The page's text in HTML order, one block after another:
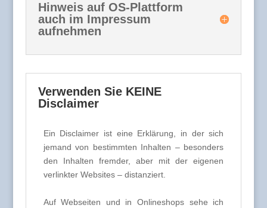
Hinweis auf OS-Plattform
auch im Impressum
aufnehmen
Verwenden Sie KEINE
Disclaimer
Ein Disclaimer ist eine Erklärung, in der sich
jemand von bestimmten Inhalten – besonders
den Inhalten fremder, aber mit der eigenen
verlinkter Websites – distanziert.
Auf Webseiten und in Onlineshops sehe ich